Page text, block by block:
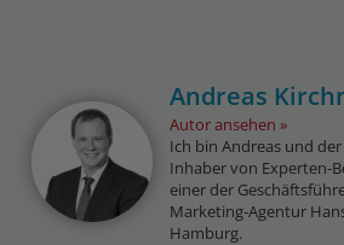
Andreas
Autor ansehen
Ich bin Andreas und
Inhaber von Experten-
einer der
Marketing-Agentur
Hamburg.